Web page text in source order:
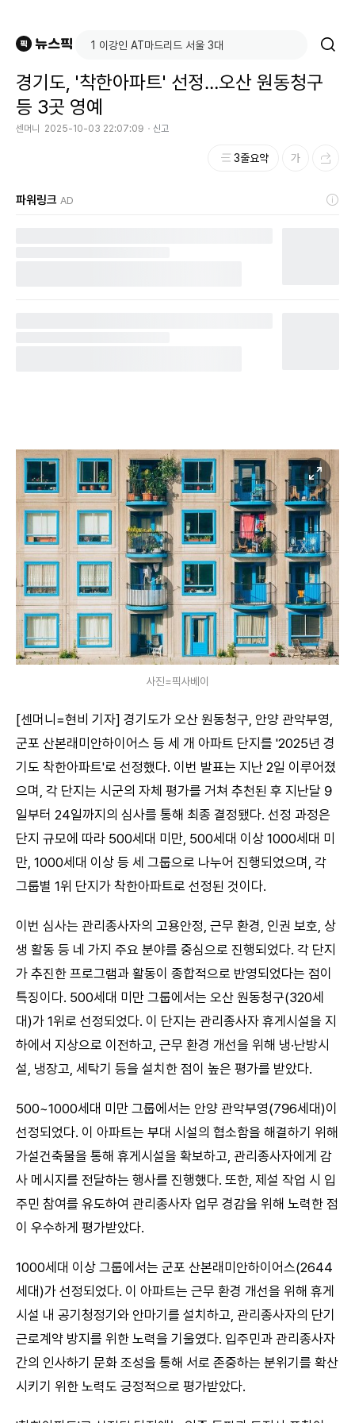
경기도, '착한아파트' 선정…오산 원동청구
등 3곳 영예
센머니 2025-10-03 22:07:09 신고
3줄요약
파워링크 AD
사진=픽사베이
[센머니=현비 기자] 경기도가 오산 원동청구, 안양 관악부영,
군포 산본래미안하이어스 등 세 개 아파트 단지를 '2025년 경
기도 착한아파트'로 선정했다. 이번 발표는 지난 2일 이루어졌
으며, 각 단지는 시군의 자체 평가를 거쳐 추천된 후 지난달 9
일부터 24일까지의 심사를 통해 최종 결정됐다. 선정 과정은
단지 규모에 따라 500세대 미만, 500세대 이상 1000세대 미
만, 1000세대 이상 등 세 그룹으로 나누어 진행되었으며, 각
그룹별 1위 단지가 착한아파트로 선정된 것이다.
이번 심사는 관리종사자의 고용안정, 근무 환경, 인권 보호, 상
생 활동 등 네 가지 주요 분야를 중심으로 진행되었다. 각 단지
가 추진한 프로그램과 활동이 종합적으로 반영되었다는 점이
특징이다. 500세대 미만 그룹에서는 오산 원동청구(320세
대)가 1위로 선정되었다. 이 단지는 관리종사자 휴게시설을 지
하에서 지상으로 이전하고, 근무 환경 개선을 위해 냉·난방시
설, 냉장고, 세탁기 등을 설치한 점이 높은 평가를 받았다.
500~1000세대 미만 그룹에서는 안양 관악부영(796세대)이
선정되었다. 이 아파트는 부대 시설의 협소함을 해결하기 위해
가설건축물을 통해 휴게시설을 확보하고, 관리종사자에게 감
사 메시지를 전달하는 행사를 진행했다. 또한, 제설 작업 시 입
주민 참여를 유도하여 관리종사자 업무 경감을 위해 노력한 점
이 우수하게 평가받았다.
1000세대 이상 그룹에서는 군포 산본래미안하이어스(2644
세대)가 선정되었다. 이 아파트는 근무 환경 개선을 위해 휴게
시설 내 공기청정기와 안마기를 설치하고, 관리종사자의 단기
근로계약 방지를 위한 노력을 기울였다. 입주민과 관리종사자
간의 인사하기 문화 조성을 통해 서로 존중하는 분위기를 확산
시키기 위한 노력도 긍정적으로 평가받았다.